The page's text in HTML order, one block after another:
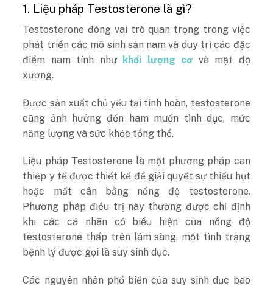
1. Liệu pháp Testosterone là gì?
Testosterone đóng vai trò quan trọng trong việc
phát triển các mô sinh sản nam và duy trì các đặc
điểm nam tính như khối lượng cơvà mật độ
xương.
Được sản xuất chủ yếu tại tinh hoàn, testosterone
cũng ảnh hưởng đến ham muốn tình dục, mức
năng lượng và sức khỏe tổng thể.
Liệu pháp Testosterone là một phương pháp can
thiệp y tế được thiết kế để giải quyết sự thiếu hụt
hoặc mất cân bằng nồng độ testosterone.
Phương pháp điều trị này thường được chỉ định
khi các cá nhân có biểu hiện của nồng độ
testosterone thấp trên lâm sàng, một tình trạng
bệnh lý được gọi là suy sinh dục.
Các nguyên nhân phổ biến của suy sinh dục bao